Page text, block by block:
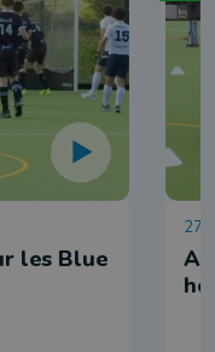
les Blue
27